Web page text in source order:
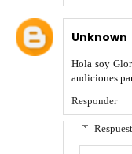
Unknown
Hola soy
audiciones
Responder